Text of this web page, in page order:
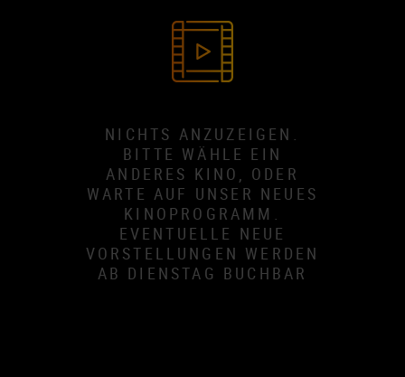
NICHTS ANZUZEIGEN.
BITTE WÄHLE EIN
ANDERES KINO, ODER
WARTE AUF UNSER NEUES
KINOPROGRAMM.
EVENTUELLE NEUE
VORSTELLUNGEN WERDEN
AB DIENSTAG BUCHBAR